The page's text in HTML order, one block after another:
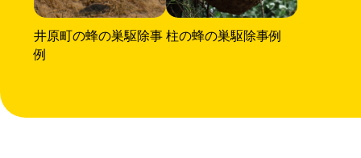
井原町の蜂の巣駆除事
例
柱の蜂の巣駆除事例